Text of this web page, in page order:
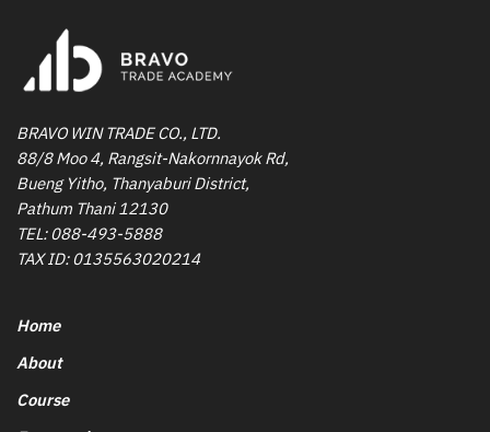
BRAVO WIN TRADE CO., LTD.
88/8 Moo 4, Rangsit-Nakornnayok Rd,
Bueng Yitho, Thanyaburi District,
Pathum Thani 12130
TEL:088-493-5888
TAX ID: 0135563020214
Home
About
Course